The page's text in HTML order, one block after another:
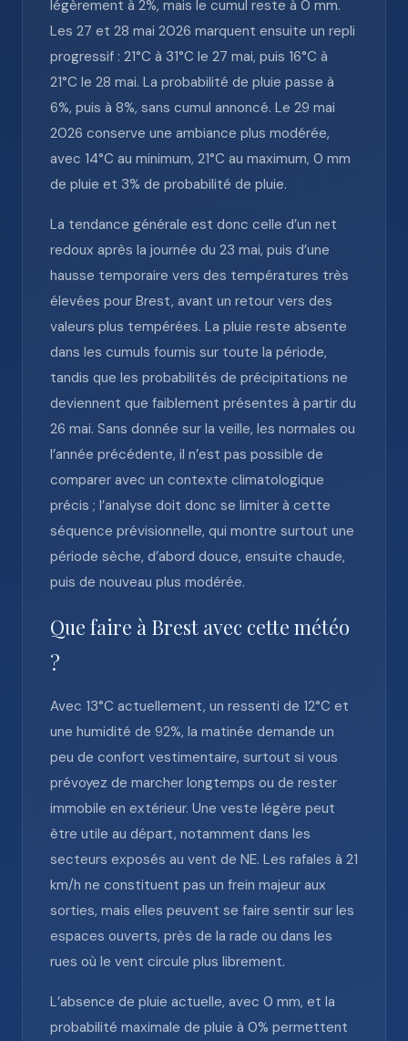
légèrement à 2%, mais le cumul reste à 0 mm.
Les 27 et 28 mai 2026 marquent ensuite un repli
progressif : 21°C à 31°C le 27 mai, puis 16°C à
21°C le 28 mai. La probabilité de pluie passe à
6%, puis à 8%, sans cumul annoncé. Le 29 mai
2026 conserve une ambiance plus modérée,
avec 14°C au minimum, 21°C au maximum, 0 mm
de pluie et 3% de probabilité de pluie.
La tendance générale est donc celle d’un net
redoux après la journée du 23 mai, puis d’une
hausse temporaire vers des températures très
élevées pour Brest, avant un retour vers des
valeurs plus tempérées. La pluie reste absente
dans les cumuls fournis sur toute la période,
tandis que les probabilités de précipitations ne
deviennent que faiblement présentes à partir du
26 mai. Sans donnée sur la veille, les normales ou
l’année précédente, il n’est pas possible de
comparer avec un contexte climatologique
précis ; l’analyse doit donc se limiter à cette
séquence prévisionnelle, qui montre surtout une
période sèche, d’abord douce, ensuite chaude,
puis de nouveau plus modérée.
Que faire à Brest avec cette météo
?
Avec 13°C actuellement, un ressenti de 12°C et
une humidité de 92%, la matinée demande un
peu de confort vestimentaire, surtout si vous
prévoyez de marcher longtemps ou de rester
immobile en extérieur. Une veste légère peut
être utile au départ, notamment dans les
secteurs exposés au vent de NE. Les rafales à 21
km/h ne constituent pas un frein majeur aux
sorties, mais elles peuvent se faire sentir sur les
espaces ouverts, près de la rade ou dans les
rues où le vent circule plus librement.
L’absence de pluie actuelle, avec 0 mm, et la
probabilité maximale de pluie à 0% permettent